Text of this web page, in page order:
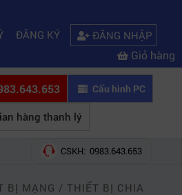
ĐĂNG KÝ ĐĂNG NHẬP
Giỏ hàng
Cấu hình PC
hàng thanh lý
CSKH: 0983.643.653
BỊ MẠNG / THIẾT BỊ CHIA